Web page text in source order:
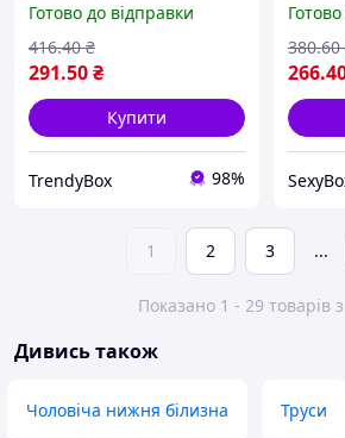
боксери облягаючі труси
для чоловіків box2
Готово до відправки
291.50₴
416.40 ₴
Купити
TrendyBox 98%
266
380.60
1 2 3 ...
Показано 1 - 29 товарів
Дивись також
Чоловіча нижня білизна Труси